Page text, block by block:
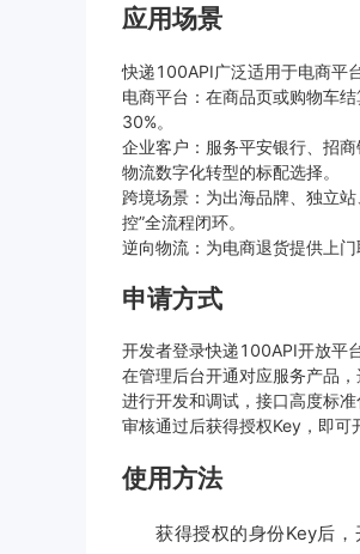
应用场景
快递100API广泛适用于电商平
电商平台：在商品页或购物车
30%。
企业客户：服务平安银行、招
物流数字化转型的标配选择。
跨境场景：为出海品牌、独立
控”全流程闭环。
逆向物流：为电商退货提供上
申请方式
开发者登录快递100API开放平
在管理后台开通对应服务产品，
进行开发和调试，接口高度标准
审核通过后获得授权Key，即可
使用方法
获得授权的身份Key后